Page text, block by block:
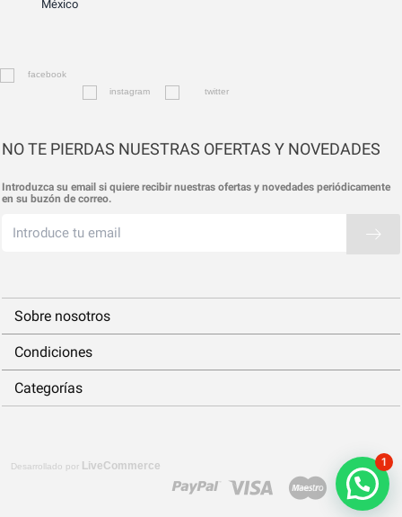
México
NO TE PIERDAS NUESTRAS OFERTAS Y NOVEDADES
Introduzca su email si quiere recibir nuestras ofertas y novedades periódicamente
en su buzón de correo.
Sobre nosotros
Condiciones
Categorías
Desarrollado por LiveCommerce 1